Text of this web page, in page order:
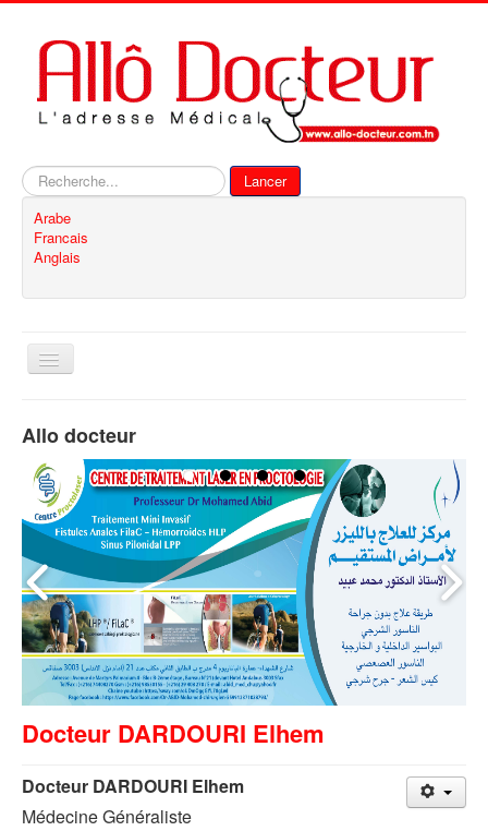
Rechercher
Lancer
Arabe
Francais
Anglais
Basculer
Contact
Allo docteur
Docteur DARDOURI Elhem
Docteur DARDOURI Elhem
Médecine Généraliste